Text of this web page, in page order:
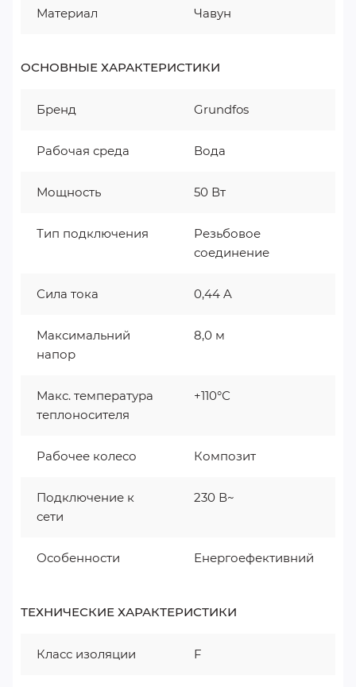
Материал Чавун
ОСНОВНЫЕ ХАРАКТЕРИСТИКИ
Бренд Grundfos
Рабочая среда Вода
Мощность 50 Вт
Тип подключения
Резьбовое
соединение
Сила тока 0,44 A
Максимальний
напор
8,0 м
Макс. температура
теплоносителя
+110°С
Рабочее колесо Композит
Подключение к
сети
230 В~
Особенности Енергоефективний
ТЕХНИЧЕСКИЕ ХАРАКТЕРИСТИКИ
Класс изоляции F